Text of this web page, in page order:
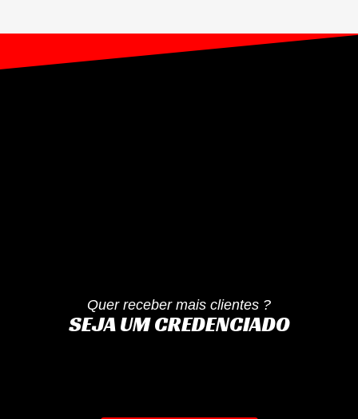
Quer receber mais clientes ?
SEJA UM CREDENCIADO